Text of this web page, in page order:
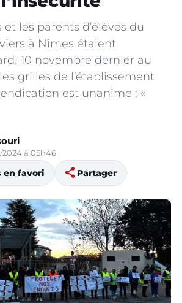
et les parents d’élèves du
à Nîmes étaient
10 novembre dernier au
grilles de l’établissement
est unanime : «
2024 à 05h46
en favori share Partager